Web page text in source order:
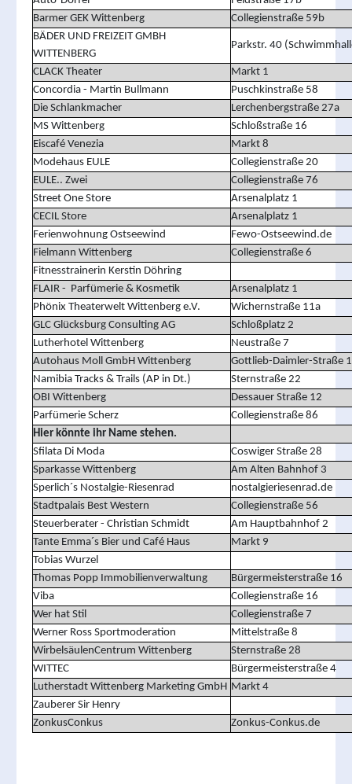
Barmer GEK Wittenberg
Collegienstraße 59b
BÄDER UND FREIZEIT GMBH
WITTENBERG
Parkstr. 40
CLACK Theater
Markt 1
Concordia - Martin Bullmann
Puschkinstraße 58
Die Schlankmacher
Lerchenbergstraße 27a
MS Wittenberg
Schloßstraße
Eiscafé Venezia
Markt 8
Modehaus EULE
Collegienstraße 20
EULE.. Zwei
Collegienstraße 76
Street One Store
Arsenalplatz 1
CECIL Store
Arsenalplatz 1
Ferienwohnung Ostseewind
Fewo-Ostseewind.de
Fielmann Wittenberg
Collegienstraße 6
Fitnesstrainerin Kerstin Döhring
FLAIR - Parfümerie & Kosmetik
Arsenalplatz 1
Phönix Theaterwelt Wittenberg e.V.
Wichernstraße 11a
GLC Glücksburg Consulting AG
Schloßplatz 2
Lutherhotel Wittenberg
Neustraße 7
Autohaus Moll GmbH Wittenberg
Gottlieb-Daimler-Straße 1
Namibia Tracks & Trails (AP in Dt.)
Sternstraße 22
OBI Wittenberg
Dessauer Straße 12
Parfümerie Scherz
Collegienstraße 86
Hier könnte ihr Name stehen.
Sfilata Di Moda
Coswiger Straße 28
Sparkasse Wittenberg
Am Alten Bahnhof 3
Sperlich´s Nostalgie-Riesenrad
nostalgieriesenrad.de
Stadtpalais Best Western
Collegienstraße 56
Steuerberater - Christian Schmidt
Am Hauptbahnhof 2
Tante Emma´s Bier und Café Haus
Markt 9
Tobias Wurzel
Thomas Popp Immobilienverwaltung
Bürgermeisterstraße 16
Viba
Collegienstraße 16
Wer hat Stil
Collegienstraße 7
Werner Ross Sportmoderation
Mittelstraße 8
WirbelsäulenCentrum Wittenberg
Sternstraße 28
WITTEC
Bürgermeisterstraße 4
Lutherstadt Wittenberg Marketing GmbH Markt 4
Zauberer Sir Henry
ZonkusConkus
Zonkus-Conkus.de